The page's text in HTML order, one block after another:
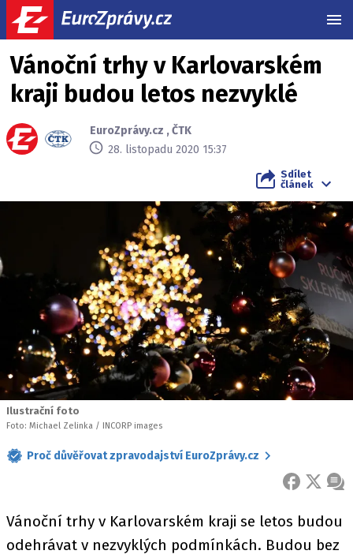
Vánoční trhy v Karlovarském
kraji budou letos nezvyklé
EuroZprávy.cz ,ČTK
28. listopadu 2020 15:37
Sdílet
článek
Ilustrační foto
Foto: Michael Zelinka / INCORP images
Proč důvěřovat zpravodajství EuroZprávy.cz
FACEBOOK
X
Vánoční trhy v Karlovarském kraji se letos budou
odehrávat v nezvyklých podmínkách. Budou bez